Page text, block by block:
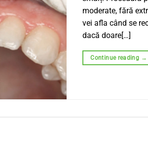
moderate, fără
vei afla când se
dacă doare[…]
Continue reading →